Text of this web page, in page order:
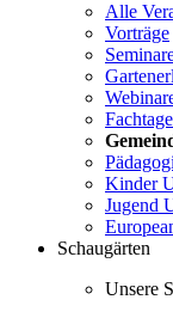
Alle
Vorträge
Kinder
Jugend
Schaugärten
Unsere